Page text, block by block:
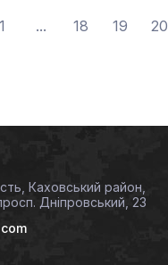
1 ... 18 19 20
Каховський район,
Дніпровський, 23